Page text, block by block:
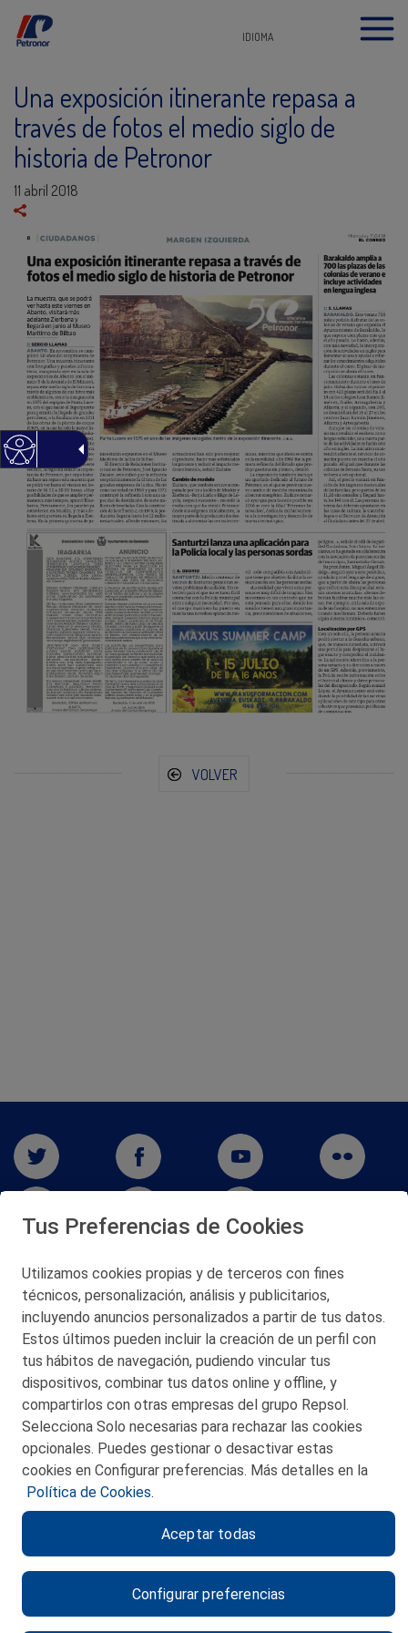
IDIOMA
Una exposición itinerante repasa a
través de fotos el medio siglo de
historia de Petronor
11 abril 2018
VOLVER
San Martín 5-Edificio Muñatones,
48550 Muskiz (Bizkaia)
Telf. 946 357 000
© 2026 Petronor S.A.
CONTACTO
POLITICA DE PRIVACIDAD
AVISO LEGAL
POLITICA DE COOKIES
Tus Preferencias de Cookies
Utilizamos cookies propias y de terceros con fines
técnicos, personalización, análisis y publicitarios,
incluyendo anuncios personalizados a partir de tus datos.
Estos últimos pueden incluir la creación de un perfil con
tus hábitos de navegación, pudiendo vincular tus
dispositivos, combinar tus datos online y offline, y
compartirlos con otras empresas del grupo Repsol.
Selecciona Solo necesarias para rechazar las cookies
opcionales. Puedes gestionar o desactivar estas
cookies en Configurar preferencias. Más detalles en la
Política de Cookies.
Configurar preferencias
Aceptar todas